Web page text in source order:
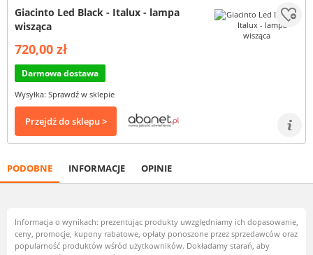
Giacinto Led Black - Italux - lampa
wisząca
720,00 zł
Darmowa dostawa
Wysyłka: Sprawdź w sklepie
Przejdź do sklepu >
PODOBNE INFORMACJE OPINIE
Informacja o wynikach: prezentując produkty uwzględniamy ich dopasowanie,
ceny, promocje, kupony rabatowe, opłaty ponoszone przez sprzedawców oraz
popularność produktów wśród użytkowników. Dokładamy starań, aby